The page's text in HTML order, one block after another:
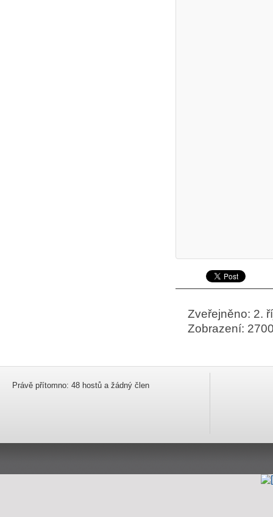
Zveřejněno: 2.
Zobrazení:
Právě přítomno: 48 hostů a žádný člen